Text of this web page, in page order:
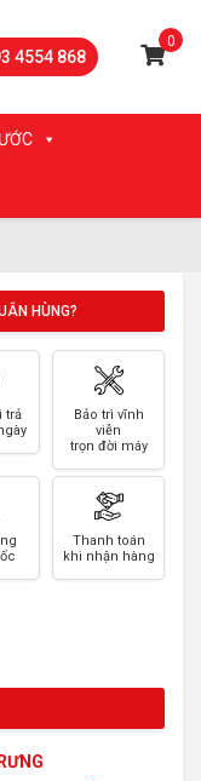
4554 868
0
HÙNG?
trả
Bảo trì vĩnh
viễn
trọn đời máy
Thanh toán
khi nhận hàng